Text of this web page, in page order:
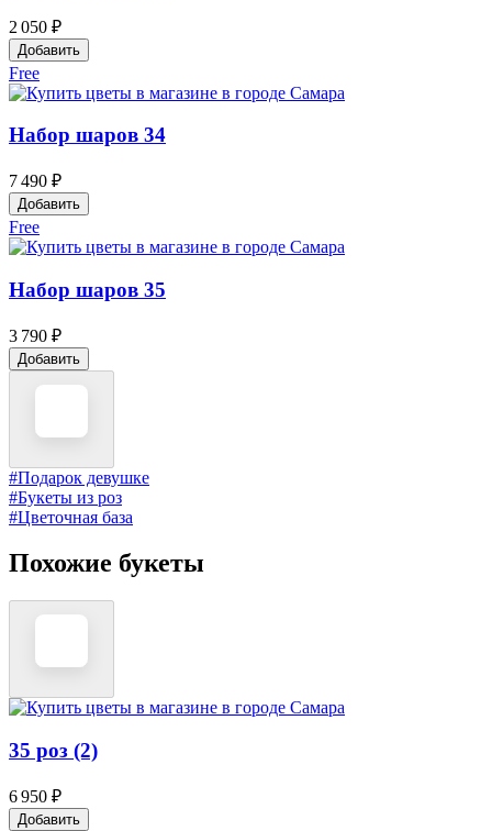
2 050 ₽
Добавить
Free
Набор шаров 34
7 490 ₽
Добавить
Free
Набор шаров 35
3 790 ₽
Добавить
#Подарок девушке
#Букеты из роз
#Цветочная база
Похожие букеты
35 роз (2)
6 950 ₽
Добавить